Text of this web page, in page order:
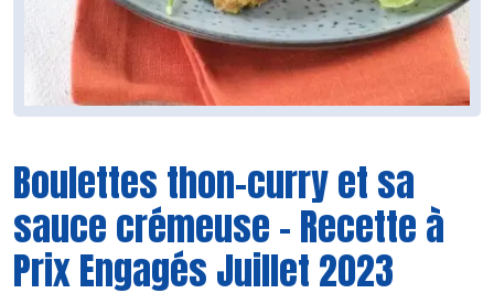
Boulettes thon-curry et sa
sauce crémeuse - Recette à
Prix Engagés Juillet 2023